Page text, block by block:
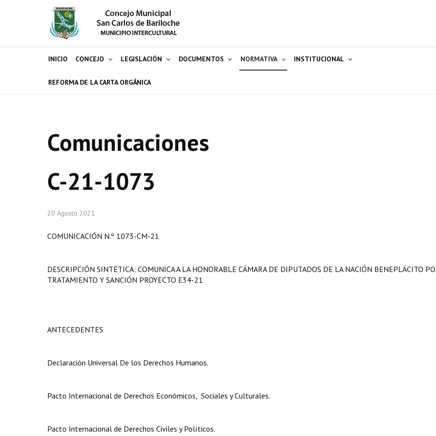
INICIO CONCEJO LEGISLACIÓN DOCUMENTOS NORMATIVA INSTITUCIONAL
REFORMA DE LA CARTA ORGÁNICA
Comunicaciones
C-21-1073
20 Agosto 2021
COMUNICACIÓN N.º 1073-CM-21
DESCRIPCIÓN SINTÉTICA: COMUNICA A LA HONORABLE CÁMARA DE DIPUTADOS DE LA NACIÓN BENEPLÁCITO
TRATAMIENTO Y SANCIÓN PROYECTO E34-21
ANTECEDENTES
Declaración Universal De los Derechos Humanos.
Pacto Internacional de Derechos Económicos, Sociales y Culturales.
Pacto Internacional de Derechos Civiles y Políticos.